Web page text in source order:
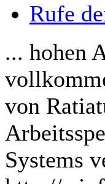
Rufe
... hohen
von
Systems